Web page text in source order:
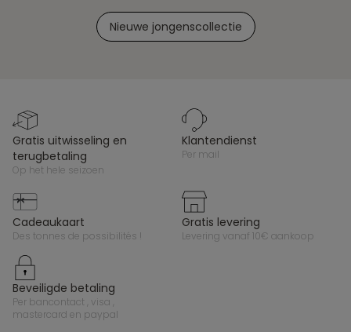
Nieuwe jongenscollectie
gratis uitwisseling en
terugbetaling
op het hele seizoen
klantendienst
per mail
cadeaukaart
des tonnes de possibilités !
gratis levering
levering vanaf 10€ aankoop
beveiligde betaling
per bancontact , visa ,
mastercard en paypal